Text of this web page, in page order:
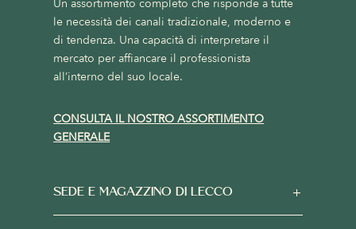
Un assortimento completo che risponde a tutte
le necessità dei canali tradizionale, moderno e
di tendenza. Una capacità di interpretare il
mercato per affiancare il professionista
all’interno del suo locale.
CONSULTA IL NOSTRO ASSORTIMENTO
GENERALE
SEDE E MAGAZZINO DI LECCO